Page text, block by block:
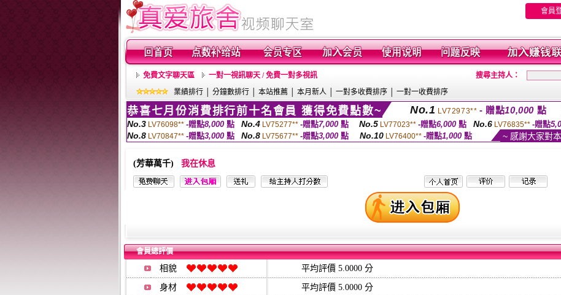
會員
免費文字聊天區 一對一視訊聊天 / 免費一對多視訊
搜尋主持人：
業績排行
分鐘數排行 本站推薦 本月新人 一對多收費排序 一對一收費排序
恭喜七月份消費排行前十名會員 獲得免費點數~ No.1 LV72973** - 贈點10,000 點
No.3 LV76098** -贈點8,000 點 No.4 LV75277** -贈點7,000 點 No.5 LV77023** -贈點6,000點 No.6 LV76835** -贈點
No.8 LV70847** -贈點3,000 點 No.8 LV75677** -贈點3,000 點 No.10 LV76400** -贈點1,000點 ~ 感謝大家對
(芳華萬千) 我在休息
會員總評價
相貌 平均評價 5.0000 分
身材 平均評價 5.0000 分